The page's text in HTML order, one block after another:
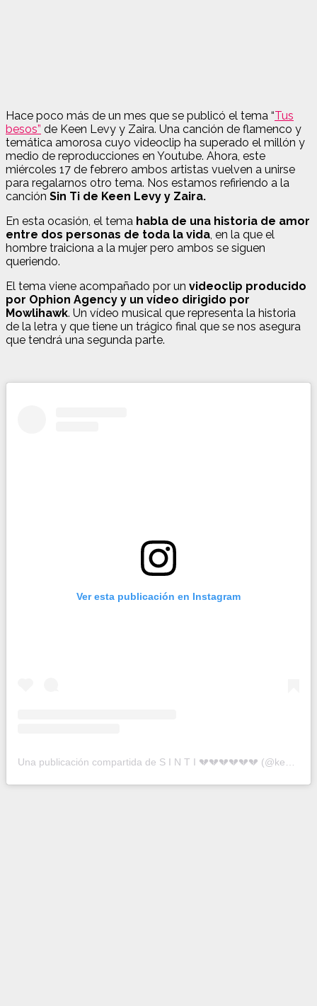
Hace poco más de un mes que se publicó el tema “Tus
besos” de Keen Levy y Zaira. Una canción de flamenco y
temática amorosa cuyo videoclip ha superado el millón y
medio de reproducciones en Youtube. Ahora, este
miércoles 17 de febrero ambos artistas vuelven a unirse
para regalarnos otro tema. Nos estamos refiriendo a la
canción Sin Ti de Keen Levy y Zaira.
En esta ocasión, el tema habla de una historia de amor
entre dos personas de toda la vida, en la que el
hombre traiciona a la mujer pero ambos se siguen
queriendo.
El tema viene acompañado por un videoclip producido
por Ophion Agency y un vídeo dirigido por
Mowlihawk. Un vídeo musical que representa la historia
de la letra y que tiene un trágico final que se nos asegura
que tendrá una segunda parte.
Ver esta publicación en Instagram